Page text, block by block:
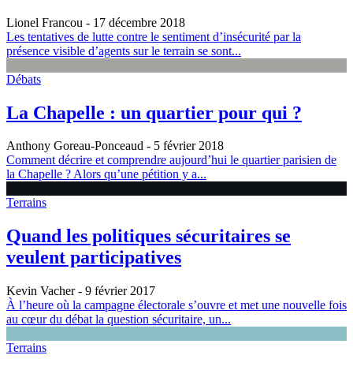
Lionel Francou - 17 décembre 2018
Les tentatives de lutte contre le sentiment d’insécurité par la
présence visible d’agents sur le terrain se sont...
Débats
La Chapelle : un quartier pour qui ?
Anthony Goreau-Ponceaud - 5 février 2018
Comment décrire et comprendre aujourd’hui le quartier parisien de
la Chapelle ? Alors qu’une pétition y a...
Terrains
Quand les politiques sécuritaires se
veulent participatives
Kevin Vacher- 9 février 2017
À l’heure où la campagne électorale s’ouvre et met une nouvelle fois
au cœur du débat la question sécuritaire, un...
Terrains